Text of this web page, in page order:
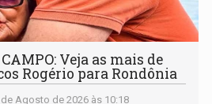
Veja as mais de
Rogério para Rondônia
de Agosto de 2026 às 10:18